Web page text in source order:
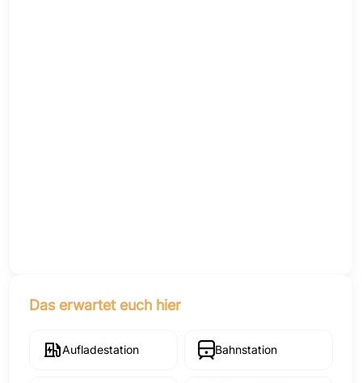
Das erwartet euch hier
Aufladestation Bahnstation